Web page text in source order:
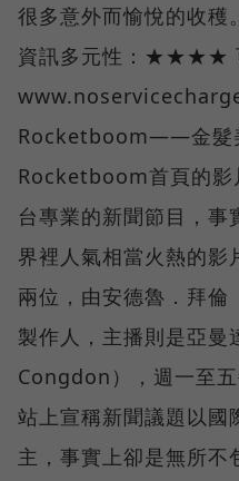
很多意外而愉悅的收
資訊多元性：★★★★
Rocketboom——金髮
Rocketboom首頁的影
台專業的新聞節目，事
界裡人氣相當火熱的影
兩位，由安德魯．拜
製作人，主播則是亞
Congdon），週一至
站上宣稱新聞議題以國
主，事實上卻是無所不